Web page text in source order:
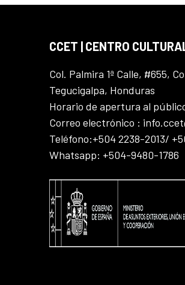
CCET | CENTRO
Col. Palmira 1ª Calle, #655,
Tegucigalpa, Honduras
Horario de apertura al
Correo electrónico :
Teléfono:+504 2238-2013/
Whatsapp: +504-9480-1786